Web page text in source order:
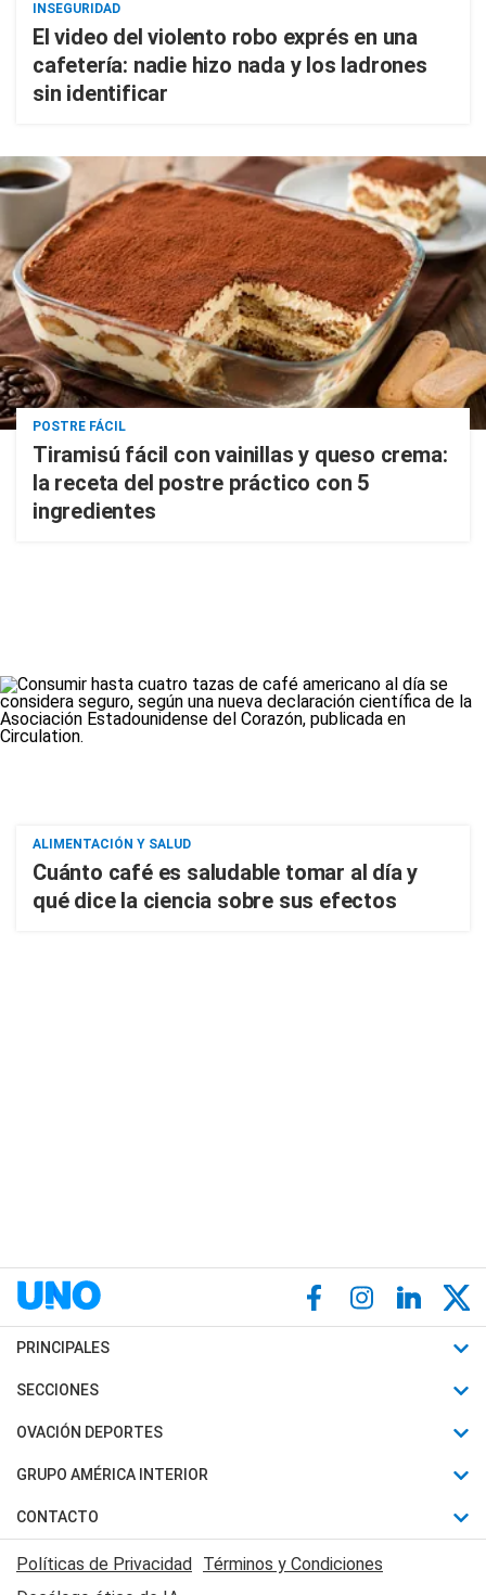
INSEGURIDAD
El video del violento robo exprés en una
cafetería: nadie hizo nada y los ladrones
sin identificar
POSTRE FÁCIL
Tiramisú fácil con vainillas y queso crema:
la receta del postre práctico con 5
ingredientes
ALIMENTACIÓN Y SALUD
Cuánto café es saludable tomar al día y
qué dice la ciencia sobre sus efectos
PRINCIPALES
Últimas Noticias
Política
Judiciales
Economia
SECCIONES
Horóscopo
Motores
Trucos caseros
Series y Películas
OVACIÓN DEPORTES
Fútbol
Mundial
Automovilismo
Rugby
GRUPO AMÉRICA INTERIOR
Canal 7 en Vivo
CONTACTO
Acerca de Nosotros
Políticas de Privacidad Términos y Condiciones